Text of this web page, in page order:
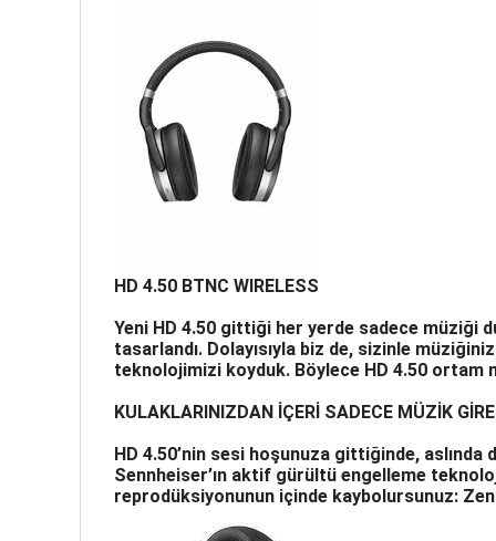
HD 4.50 BTNC WIRELESS
Yeni HD 4.50 gittiği her yerde sadece müziği
tasarlandı. Dolayısıyla biz de, sizinle
teknolojimizi koyduk. Böylece HD 4.50 ortam
KULAKLARINIZDAN İÇERİ SADECE MÜZİK
HD 4.50’nin sesi hoşunuza gittiğinde,
Sennheiser’ın aktif gürültü engelleme
reprodüksiyonunun içinde kaybolursunuz: